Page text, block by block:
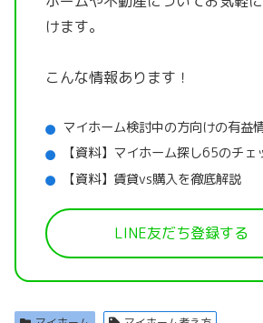
けます。
こんな情報あります！
マイホーム検討中の方向けの有益
【資料】マイホーム探し65のチェ
【資料】賃貸vs購入を徹底解説
LINE友だち登録する